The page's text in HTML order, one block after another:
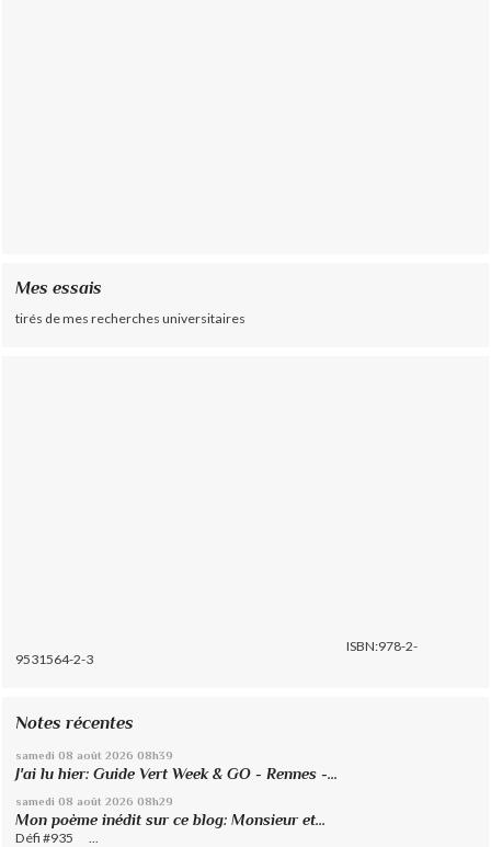
Mes essais
tirés de mes recherches universitaires
ISBN:978-2-
9531564-2-3
Notes récentes
samedi 08 août 2026 08h39
J'ai lu hier: Guide Vert Week & GO - Rennes -...
samedi 08 août 2026 08h29
Mon poème inédit sur ce blog: Monsieur et...
Défi #935 ...